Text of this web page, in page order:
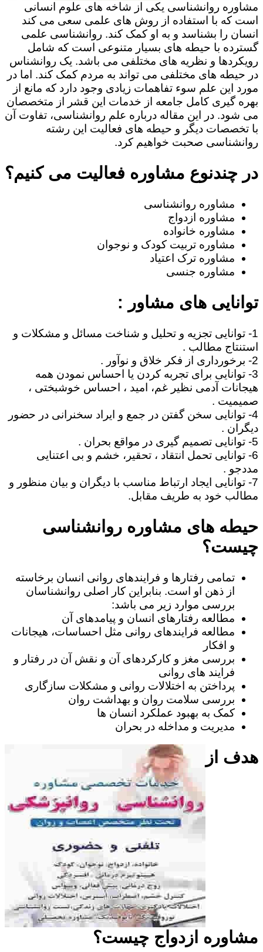
مشاوره روانشناسی یکی از شاخه های علوم انسانی
است که با استفاده از روش های علمی سعی می کند
انسان را بشناسد و به او کمک کند. روانشناسی علمی
گسترده با حیطه های بسیار متنوعی است که شامل
رویکردها و نظریه های مختلفی می باشد. یک روانشناس
در حیطه های مختلفی می تواند به مردم کمک کند. اما در
مورد این علم سوء تفاهمات زیادی وجود دارد که مانع از
بهره گیری کامل جامعه از خدمات این قشر از متخصصان
می شود. در این مقاله درباره علم روانشناسی، تفاوت آن
با تخصصات دیگر و حیطه های فعالیت این رشته
روانشناسی صحبت خواهیم کرد.
در چندنوع مشاوره فعالیت می کنیم؟
مشاوره روانشناسی
مشاوره ازدواج
مشاوره خانواده
مشاوره تربیت کودک و نوجوان
مشاوره ترک اعتیاد
مشاوره جنسی
توانایی های مشاور :
1- توانایی تجزیه و تحلیل و شناخت مسائل و مشکلات و
استنتاج مطالب .
2- برخورداری از فکر خلاق و نوآور .
3- توانایی برای تجربه کردن یا احساس نمودن همه
هیجانات آدمی نظیر غم، امید ، احساس خوشبختی ،
صمیمیت .
4- توانایی سخن گفتن در جمع و ایراد سخنرانی در حضور
دیگران .
5- توانایی تصمیم گیری در مواقع بحران .
6- توانایی تحمل انتقاد ، تحقیر، خشم و بی اعتنایی
مددجو .
7- توانایی ایجاد ارتباط مناسب با دیگران و بیان منظور و
مطالب خود به طریف مقابل.
حیطه های مشاوره روانشناسی
چیست؟
تمامی رفتارها و فرایندهای روانی انسان برخاسته
از ذهن او است. بنابراین کار اصلی روانشناسان
بررسی موارد زیر می باشد:
مطالعه رفتارهای انسان و پیامدهای آن
مطالعه فرایندهای روانی مثل احساسات، هیجانات
و افکار
بررسی مغز و کارکردهای آن و نقش آن در رفتار و
فرایند های روانی
پرداختن به اختلالات روانی و مشکلات سازگاری
بررسی سلامت روان و بهداشت روان
کمک به بهبود عملکرد انسان ها
مدیریت و مداخله در بحران
هدف از
مشاوره ازدواج چیست؟